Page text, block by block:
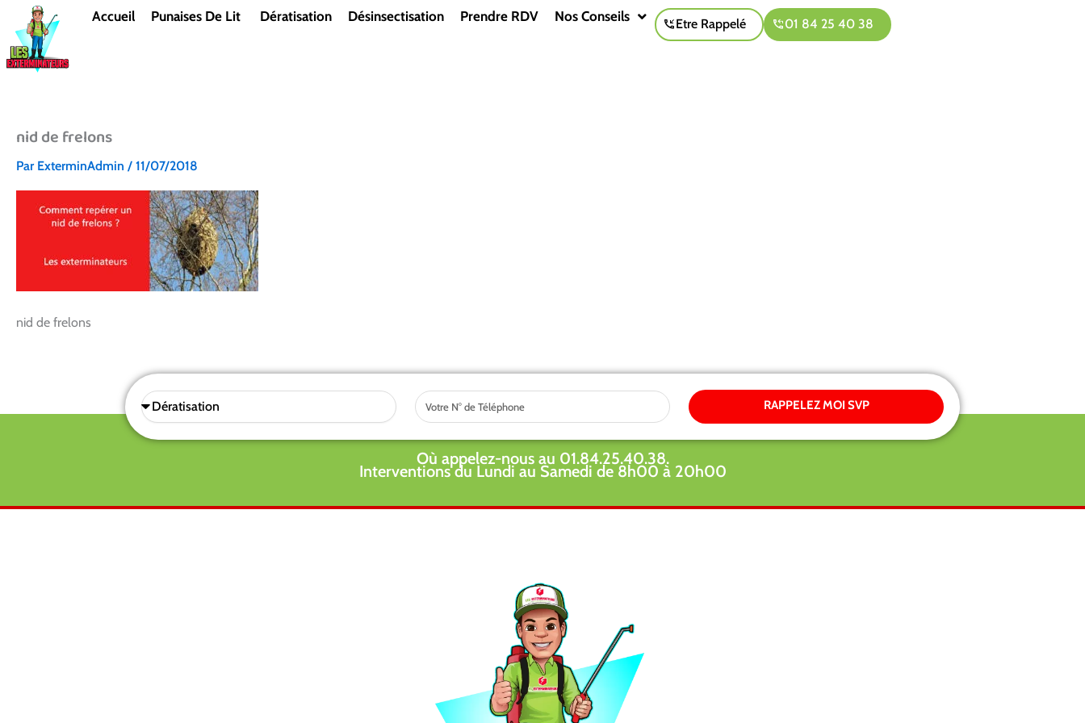
contenu
Accueil Punaises De Lit Dératisation Désinsectisation Prendre RDV Nos Conseils Etre Rappelé 01 84 25 40 38
nid de frelons
Par ExterminAdmin / 11/07/2018
nid de frelons
Sélectionnez
une
Tel RAPPELEZ MOI SVP
Où appelez-nous au 01.84.25.40.38.
Interventions du Lundi au Samedi de 8h00 à 20h00